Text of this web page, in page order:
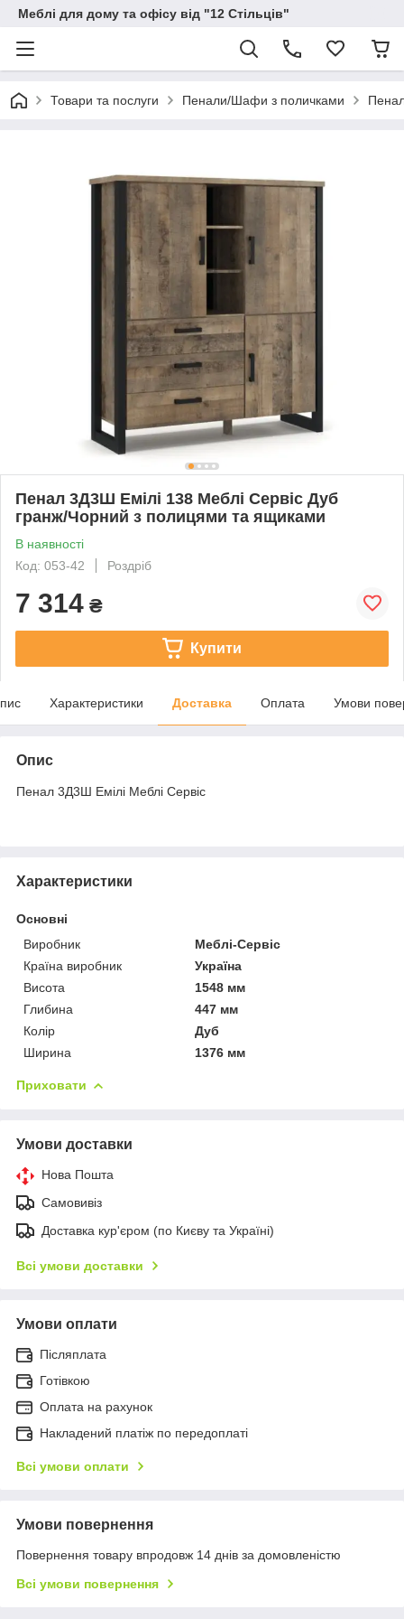
Меблі для дому та офісу від "12 Стільців"
Товари та послуги Пенали/Шафи з поличками
Пенал 3Д3Ш Емілі 138 Меблі Сервіс Дуб
гранж/Чорний з полицями та ящиками
В наявності
Код: 053-42
Роздріб
7 314 ₴
Купити
Характеристики Доставка Оплата Умови
Опис
Пенал 3Д3Ш Емілі Меблі Сервіс
Характеристики
Основні
Виробник
Меблі-Сервіс
Країна виробник
Україна
Висота
1548 мм
Глибина
447 мм
Колір
Дуб
Ширина
1376 мм
Приховати
Умови доставки
Нова Пошта
Самовивіз
Доставка кур'єром (по Києву та Україні)
Всі умови доставки
Умови оплати
Післяплата
Готівкою
Оплата на рахунок
Накладений платіж по передоплаті
Всі умови оплати
Умови повернення
Повернення товару впродовж 14 днів за домовленістю
Всі умови повернення